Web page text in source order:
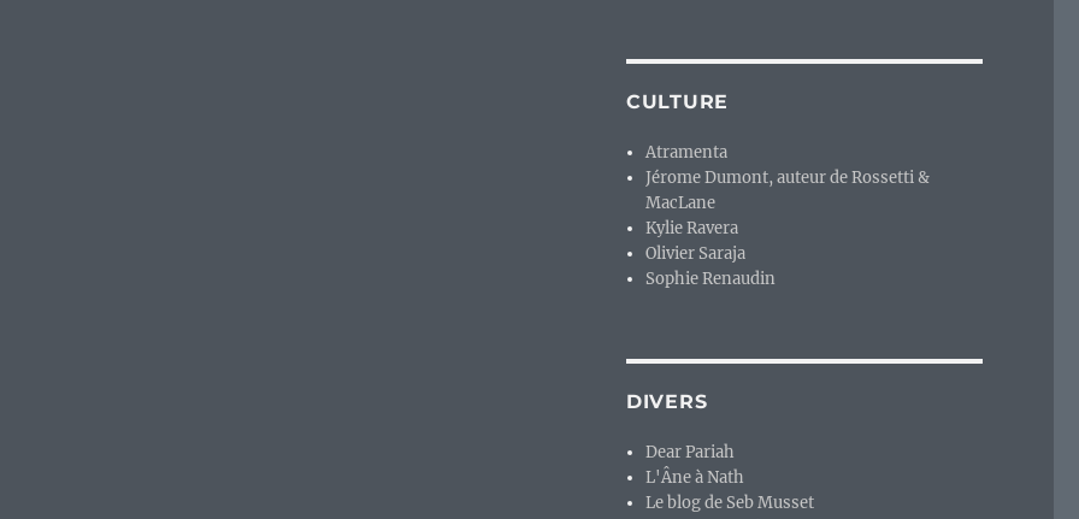
CULTURE
Atramenta
Jérome Dumont, auteur de Rossetti &
MacLane
Kylie Ravera
Olivier Saraja
Sophie Renaudin
DIVERS
Dear Pariah
L'Âne à Nath
Le blog de Seb Musset